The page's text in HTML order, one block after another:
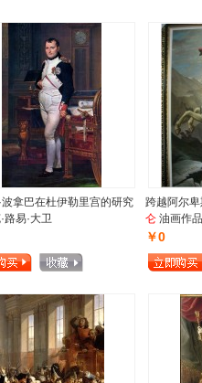
·波拿巴在杜伊勒里宫的研究
路易·大卫
跨越阿尔
仑 油画作品
￥0